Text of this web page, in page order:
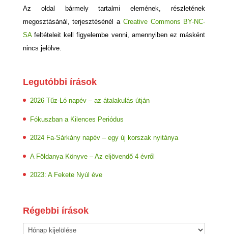
Az oldal bármely tartalmi elemének, részletének
megosztásánál, terjesztésénél a Creative Commons BY-NC-
SAfeltételeit kell figyelembe venni, amennyiben ez másként
nincs jelölve.
Legutóbbi írások
2026 Tűz-Ló napév – az átalakulás útján
Fókuszban a Kilences Periódus
2024 Fa-Sárkány napév – egy új korszak nyitánya
A Földanya Könyve – Az eljövendő 4 évről
2023: A Fekete Nyúl éve
Régebbi írások
Régebbi